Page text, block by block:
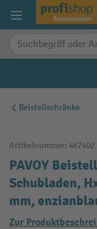
springen
Beistellschränke
Artikelnummer: 467402
PAVOY
Schubladen,
mm,
Zur